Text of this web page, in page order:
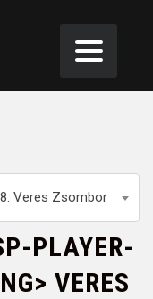
8. Veres Zsombor
PLAYER-
VERES